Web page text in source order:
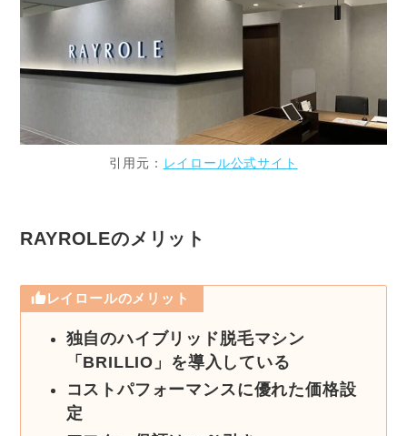
引用元： レイロール公式サイト
RAYROLEのメリット
レイロールのメリット
独自のハイブリッド脱毛マシン
「BRILLIO」を導入している
コストパフォーマンスに優れた価格設
定